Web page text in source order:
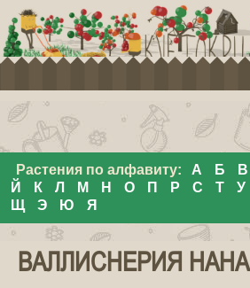
Растения по алфавиту: А Б В
Й
К Л М Н О П Р С Т У
Щ
Э Ю Я
ВАЛЛИСНЕРИЯ НАНА